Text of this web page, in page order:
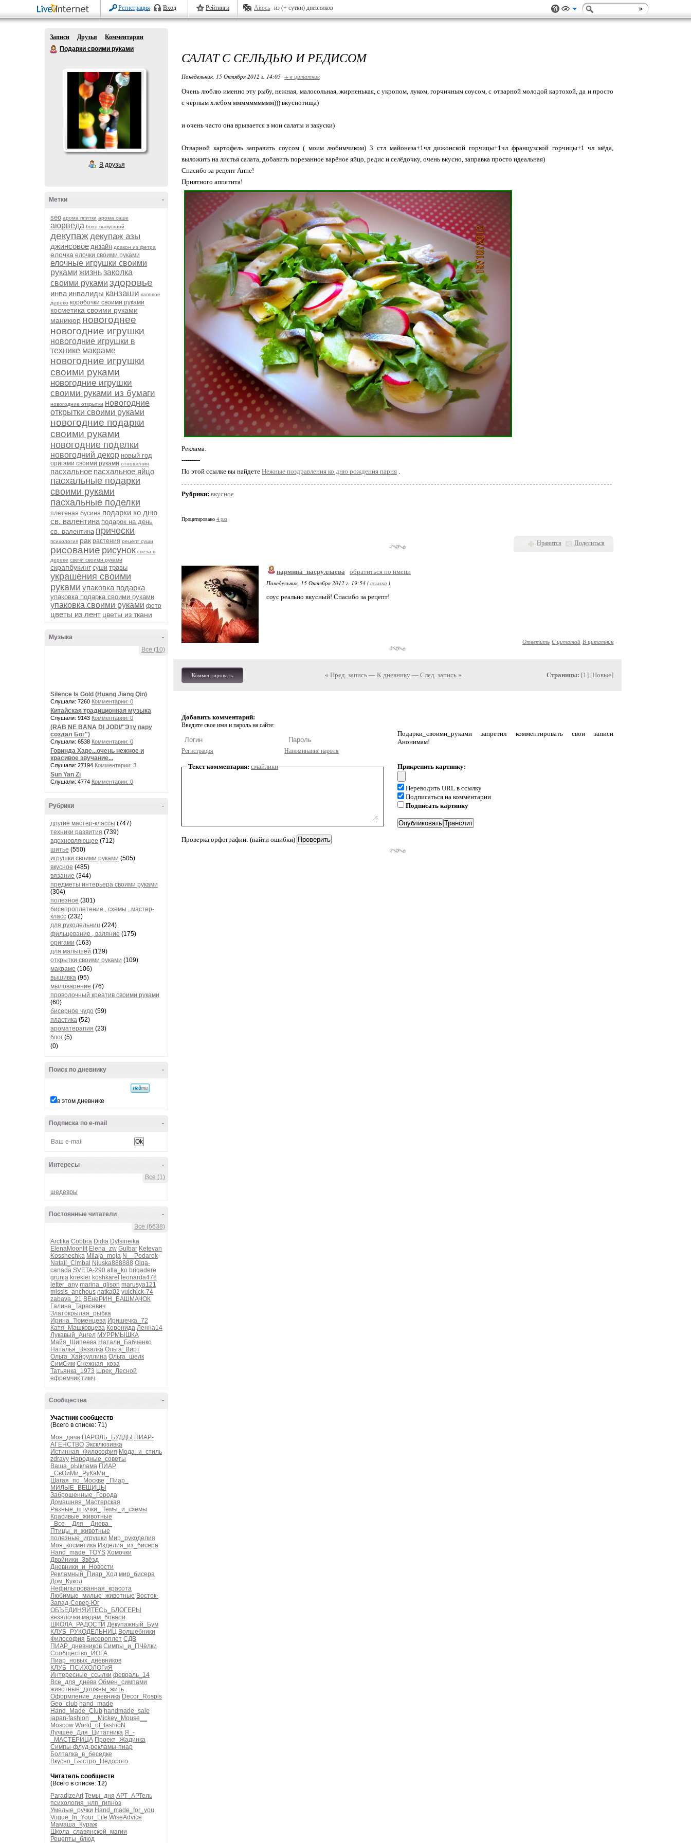
Регистрация Вход Рейтинги Авось из (+ сутки) дневников
Записи Друзья
Комментарии
Подарки своими руками
В друзья
-
Метки
seo арома плитки арома саше
аюрведа бохо выпускной
декупаждекупаж азы
джинсовое дизайн дракон из фетра
елочка елочки своими руками
елочные игрушки своими
руками жизньзаколка
своими руками здоровье
инва инвалиды канзаши каповое
дерево коробочки своими руками
косметика своими руками
маникюр новогоднее
новогодние игрушки
новогодние игрушки в
технике макраме
новогодние игрушки
своими руками
новогодние игрушки
своими руками из бумаги
новогодние открытки новогодние
открытки своими руками
новогодние подарки
своими руками
новогодние поделки
новогодний декор новый год
оригами своими руками отношения
пасхальное пасхальное яйцо
пасхальные подарки
своими руками
пасхальные поделки
плетеная бусина подарки ко дню
св. валентина подарок на день
св. валентина прически
психология рак растения рецепт суши
рисование рисунок свеча в
дереве свечи своими руками
скрапбукинг суши травы
украшения своими
руками упаковка подарка
упаковка подарка своими руками
упаковка своими руками фетр
цветы из лент цветы из ткани
-
Музыка
Все (10)
Silence Is Gold (Huang Jiang Qin)
Слушали: 7260 Комментарии: 0
Китайская традиционная музыка
Слушали: 9143 Комментарии: 0
(RAB NE BANA DI JODI/"Эту пару
создал Бог")
Слушали: 6538 Комментарии: 0
Говинда Харе...очень нежное и
красивое звучание...
Слушали: 27194 Комментарии: 3
Sun Yan Zi
Слушали: 4774 Комментарии: 0
-
Рубрики
другие мастер-классы (747)
техники развития (739)
вдохновляющее (712)
шитье (550)
игрушки своими руками (505)
вкусное (485)
вязание (344)
предметы интерьера своими руками
(304)
полезное (301)
бисепроплетение , схемы , мастер-
класс (232)
для рукодельниц (224)
фильцевание , валяние (175)
оригами (163)
для малышей (129)
открытки своими руками (109)
макраме (106)
вышивка (95)
мыловарение (76)
проволочный креатив своими руками
(60)
бисерное чудо (59)
пластика (52)
ароматерапия (23)
блог (5)
(0)
-
Поиск по дневнику
в этом дневнике
-
Подписка по e-mail
-
Интересы
Все (1)
шедевры
-
Постоянные читатели
Все (6638)
Arctika Cobbra Didia Dylsineika
ElenaMoonlit Elena_zw Gulbar Ketevan
Kosshechka Milaja_moja N__Podarok
Natali_Cimbal Njuska888888 Olga-
canada SVETA-290 alla_ko brigadere
grunja knekler koshkarel
leonarda478
letter_any marina_glison marusya121
missis_anchous natka02 yulchick-74
zabava_21 ВЕнеРИН_БАШМАЧОК
Галина_Тарасевич
Златокрылая_рыбка
Ирина_Тюменцева Иришечка_72
Катя_Машковцева Коронида Ленна14
Лукавый_Ангел МУРРМЫШКА
Майя_Шипеева Натали_Бабченко
Наталья_Вязалка Ольга_Вирт
Ольга_Хайруллина Ольга_шелк
СимСим Снежная_коза
Татьянка_1973 Шрек_Лесной
ефремчик тимч
-
Сообщества
Участник сообществ
(Всего в списке: 71)
Моя_дача ПАРОЛЬ_БУДДЫ ПИАР-
АГЕНСТВО Эксклюзивка
Истинная_Философия Мода_и_стиль
zdravy Народные_советы
Ваша_рЫклама ПИАР
_СвОиМи_РуКаМи_
Шагая_по_Москве
_Пиар_
МИЛЫЕ_ВЕЩИЦЫ
Заброшенные_Города
Домашняя_Мастерская
Разные_штучки_
Темы_и_схемы
Красивые_животные
_Все__Для__Днева_
Птицы_и_животные
полезные_игрушки Мир_рукоделия
Моя_косметика Изделия_из_бисера
Hand_made_TOYS Хомочки
Двойники_Звёзд
Дневники_и_Новости
Рекламный_Пиар_Ход мир_бисера
Дом_Кукол
Нефильтрованная_красота
Любимые_милые_животные Восток-
Запад-Север-Юг
ОБЪЕДИНЯЙТЕСЬ_БЛОГЕРЫ
вязалочки мадам_бовари
ШКОЛА_РАДОСТИ Декупажный_Бум
КЛУБ_РУКОДЕЛЬНИЦ Волшебники
Философия Бисероплет СДВ
ПИАР_дневников Симпы_и_ПЧёлки
Сообщество_ЙОГА
Пиар_новых_дневников
КЛУБ_ПСИХОЛОГиЯ
Интересные_ссылки февраль_14
Все_для_днева Обмен_симпами
животные_должны_жить
Оформление_дневника Decor_Rospis
Geo_club hand_made
Hand_Made_Club handmade_sale
japan-fashion
__Mickey_Mouse__
Moscow World_of_fashioN
Лучшее_Для_Цитатника Я_-
_МАСТЕРИЦА Проект_Жадинка
Симпы-флуд-рекламы-пиар
Болталка_в_беседке
Вкусно_Быстро_Недорого
Читатель сообществ
(Всего в списке: 12)
ParadizeArt Темы_дня АРТ_АРТель
психология_нлп_гипноз
Умелые_ручки Hand_made_for_you
Vogue_In_Your_Life WiseAdvice
Мамаша_Кураж
Школа_славянской_магии
Рецепты_блюд
САЛАТ С СЕЛЬДЬЮ И РЕДИСОМ
Понедельник, 15 Октября 2012 г. 14:05 + в цитатник
Очень люблю именно эту рыбу, нежная, малосольная, жирненькая, с укропом, луком, горчичным соусом, с отварной молодой картохой, да и просто
с чёрным хлебом мммммммммм))) вкуснотища)
и очень часто она врывается в мои салаты и закуски)
Отварной картофель заправить соусом ( моим любимчиком) 3 стл майонеза+1чл дижонской горчицы+1чл французской горчицы+1 чл мёда,
выложить на листья салата, добавить порезанное варёное яйцо, редис и селёдочку, очень вкусно, заправка просто идеальная)
Спасибо за рецепт Анне!
Приятного аппетита!
Реклама.
---------
По этой ссылке вы найдете Нежные поздравления ко дню рождения парня .
Рубрики: вкусное
Процитировано 4 раз
Нравится Поделиться
нармина_насруллаева
обратиться по имени
Понедельник, 15 Октября 2012 г. 19:54 (ссылка )
соус реально вкусный! Спасибо за рецепт!
Ответить С цитатой В цитатник
Комментировать « Пред. запись— К дневнику — След. запись » Страницы: [1] [Новые]
Добавить комментарий:
Введите свое имя и пароль на сайте:
Регистрация Напоминание пароля
Подарки_своими_руками запретил комментировать свои записи
Анонимам!
Текст комментария: смайлики
Проверка орфографии: (найти ошибки)
Прикрепить картинку:
Переводить URL в ссылку
Подписаться на комментарии
Подписать картинку